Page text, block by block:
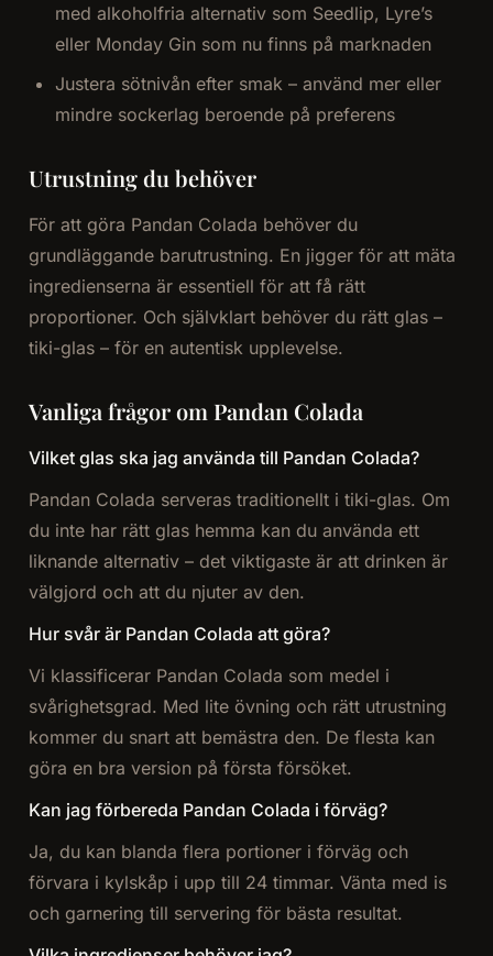
med alkoholfria alternativ som Seedlip, Lyre’s
eller Monday Gin som nu finns på marknaden
Justera sötnivån efter smak – använd mer eller
mindre sockerlag beroende på preferens
Utrustning du behöver
För att göra Pandan Colada behöver du
grundläggande barutrustning. En jigger för att mäta
ingredienserna är essentiell för att få rätt
proportioner. Och självklart behöver du rätt glas –
tiki-glas – för en autentisk upplevelse.
Vanliga frågor om Pandan Colada
Vilket glas ska jag använda till Pandan Colada?
Pandan Colada serveras traditionellt i tiki-glas. Om
du inte har rätt glas hemma kan du använda ett
liknande alternativ – det viktigaste är att drinken är
välgjord och att du njuter av den.
Hur svår är Pandan Colada att göra?
Vi klassificerar Pandan Colada som medel i
svårighetsgrad. Med lite övning och rätt utrustning
kommer du snart att bemästra den. De flesta kan
göra en bra version på första försöket.
Kan jag förbereda Pandan Colada i förväg?
Ja, du kan blanda flera portioner i förväg och
förvara i kylskåp i upp till 24 timmar. Vänta med is
och garnering till servering för bästa resultat.